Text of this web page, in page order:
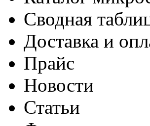
Сводная
Доставка и
Прайс
Новости
Статьи